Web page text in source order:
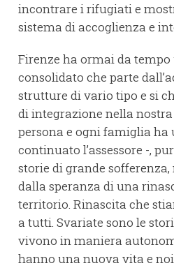
incontrare i rifugiati e
sistema di accoglienza e
Firenze ha ormai da
consolidato che parte
strutture di vario tipo e si
di integrazione nella nostra
persona e ogni famiglia ha
continuato l’assessore -,
storie di grande
dalla speranza di una
territorio. Rinascita che
a tutti. Svariate sono le
vivono in maniera
hanno una nuova vita e